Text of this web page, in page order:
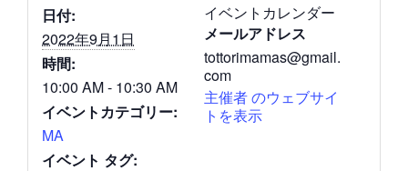
日付:
2022年9月1日
時間:
10:00 AM - 10:30 AM
イベントカテゴリー:
MA
イベント タグ:
イベントカレンダー
メールアドレス
tottorimamas@gmail.
com
主催者 のウェブサイ
トを表示